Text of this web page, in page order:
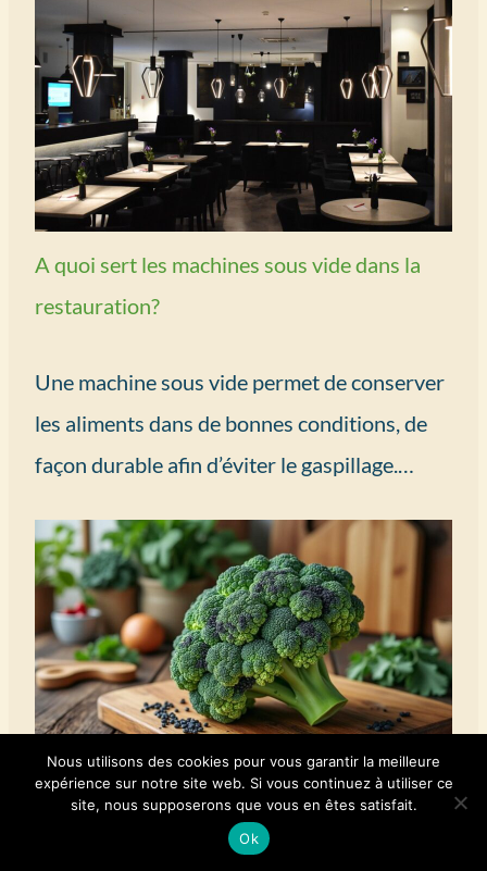
A quoi sert les machines sous vide dans la
restauration?
Une machine sous vide permet de conserver
les aliments dans de bonnes conditions, de
façon durable afin d’éviter le gaspillage.…
Brocoli tache noire : peut-on vraiment le
consommer en toute sécurité ?
Nous utilisons des cookies pour vous garantir la meilleure
expérience sur notre site web. Si vous continuez à utiliser ce
site, nous supposerons que vous en êtes satisfait.
Ok